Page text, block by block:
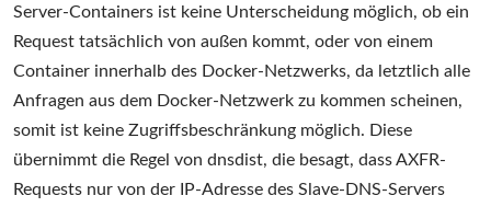
Server-Containers ist keine Unterscheidung möglich, ob ein
Request tatsächlich von außen kommt, oder von einem
Container innerhalb des Docker-Netzwerks, da letztlich alle
Anfragen aus dem Docker-Netzwerk zu kommen scheinen,
somit ist keine Zugriffsbeschränkung möglich. Diese
übernimmt die Regel von dnsdist, die besagt, dass AXFR-
Requests nur von der IP-Adresse des Slave-DNS-Servers